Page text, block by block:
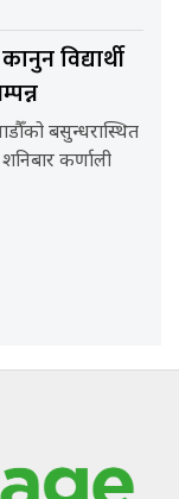
विद्यार्थी
बसुन्धरास्थित
कर्णाली